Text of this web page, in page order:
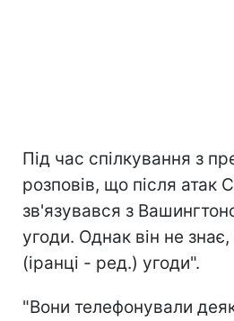
Під час спілкування з
розповів, що після атак
зв'язувався з
угоди. Однак він не знає,
(іранці - ред.) угоди".
"Вони телефонували